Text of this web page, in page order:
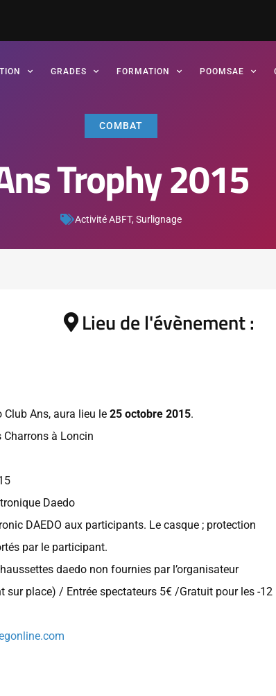
GRADES FORMATION POOMSAE
COMBAT
Trophy 2015
Activité ABFT,Surlignage
Lieu de l'évènement :
Ans, aura lieu le 25 octobre 2015.
à Loncin
Daedo
DAEDO aux participants. Le casque ; protection
par le participant.
daedo non fournies par l’organisateur
place) / Entrée spectateurs 5€ /Gratuit pour les -12